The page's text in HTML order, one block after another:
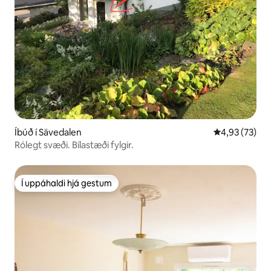
Íbúð í Sävedalen 4,93 af 5 í
4,93 (73)
Rólegt svæði. Bílastæði fylgir.
Í uppáhaldi hjá gestum
Í uppáhaldi hjá gestum